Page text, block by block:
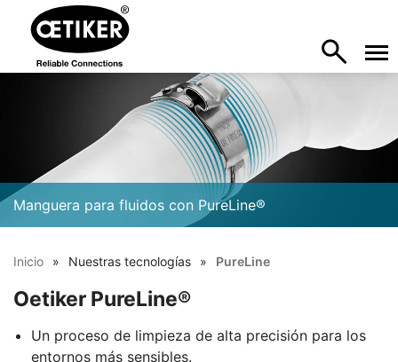
Manguera para fluidos con PureLine®
Inicio Nuestras tecnologías PureLine
Oetiker PureLine®
Un proceso de limpieza de alta precisión para los
entornos más sensibles.